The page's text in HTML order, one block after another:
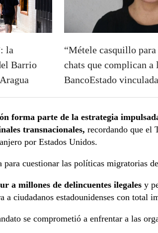
la
Barrio
“Métele casquillo
chats que complican a
BancoEstado
forma parte de la estrategia
transnacionales, recordando que el
por Estados Unidos.
cuestionar las políticas migratorias
a millones de delincuentes ilegales y
a ciudadanos estadounidenses con total
se comprometió a enfrentar a las